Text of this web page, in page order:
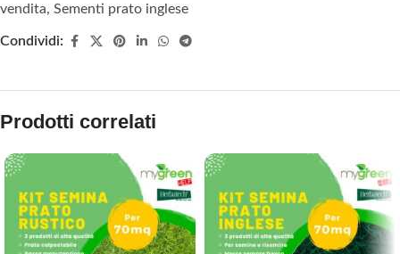
vendita, Sementi prato inglese
Condividi:
Prodotti correlati